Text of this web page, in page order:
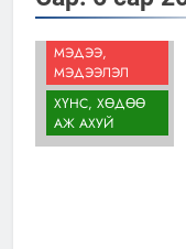
МЭДЭЭ,
МЭДЭЭЛЭЛ
ХҮНС, ХӨДӨӨ
АЖ АХУЙ